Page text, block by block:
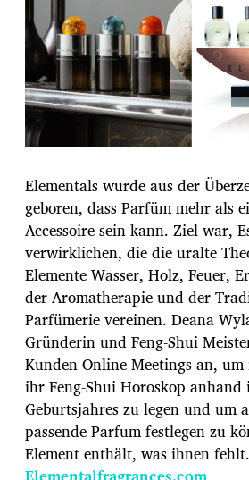
Elementals wurde aus der
geboren, dass Parfüm mehr als
Accessoire sein kann. Ziel war,
verwirklichen, die die uralte
Elemente Wasser, Holz, Feuer,
der Aromatherapie und der
Parfümerie vereinen. Deana
Gründerin und Feng-Shui
Kunden Online-Meetings an,
ihr Feng-Shui Horoskop anhand
Geburtsjahres zu legen und um
passende Parfum festlegen zu
Element enthält, was ihnen